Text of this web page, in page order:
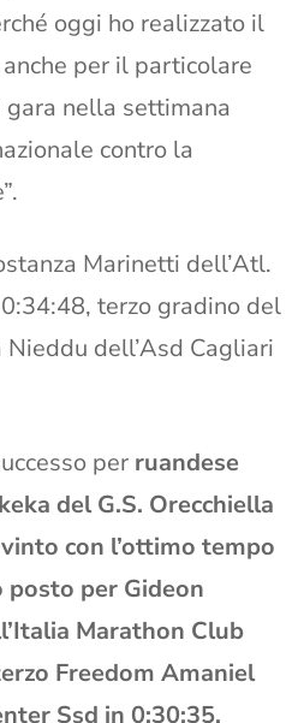
oggi ho realizzato il
per il particolare
nella settimana
contro la
Marinetti dell’Atl.
terzo gradino del
dell’Asd Cagliari
per ruandese
del G.S. Orecchiella
con l’ottimo tempo
posto per Gideon
Marathon Club
Freedom Amaniel
Ssd in 0:30:35.